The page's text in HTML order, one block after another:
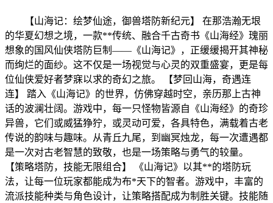
【山海记：绘梦仙途，御兽塔防新纪元】 在那浩瀚无垠
的华夏幻想之境，一款**传统、融合千古奇书《山海经》瑰丽
想象的国风仙侠塔防巨制——《山海记》，正缓缓揭开其神秘
而绚烂的面纱。这不仅是一场视觉与心灵的双重盛宴，更是每
位仙侠爱好者梦寐以求的奇幻之旅。 【梦回山海，奇遇连
连】 踏入《山海记》的世界，仿佛穿越时空，亲历那上古神
话的波澜壮阔。游戏中，每一只怪物皆源自《山海经》的奇珍
异兽，它们或威猛狰狞，或灵动可爱，各具特色，满载着古老
传说的韵味与趣味。从青丘九尾，到幽冥烛龙，每一次遭遇都
是一次对古老智慧的致敬，也是一场策略与勇气的较量。
【策略塔防，技能无限组合】 《山海记》以其**的塔防玩
法，让每一位玩家都能成为布*天下的智者。游戏中，丰富的
流派技能种类与角色设计，让策略搭配成为制胜关键。技能随